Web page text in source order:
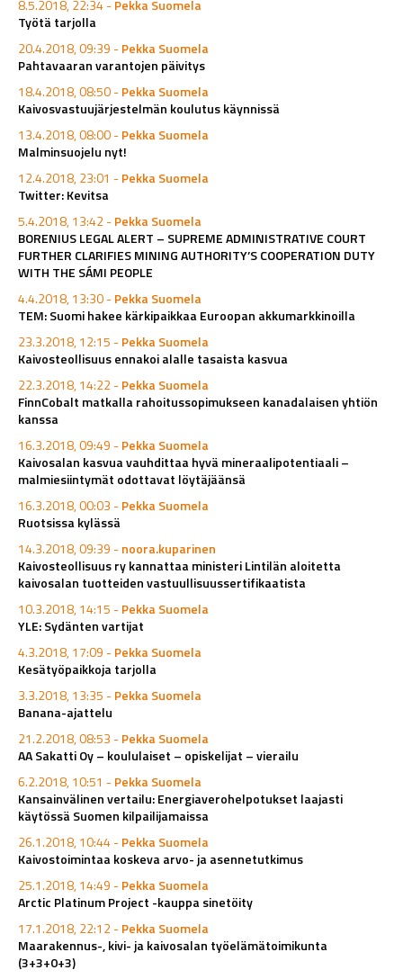
8.5.2018, 22:34 -Pekka Suomela
Työtä tarjolla
20.4.2018, 09:39 -Pekka Suomela
Pahtavaaran varantojen päivitys
18.4.2018, 08:50 -Pekka Suomela
Kaivosvastuujärjestelmän koulutus käynnissä
13.4.2018, 08:00 -Pekka Suomela
Malminsuojelu nyt!
12.4.2018, 23:01 -Pekka Suomela
Twitter: Kevitsa
5.4.2018, 13:42 -Pekka Suomela
BORENIUS LEGAL ALERT – SUPREME ADMINISTRATIVE COURT
FURTHER CLARIFIES MINING AUTHORITY’S COOPERATION DUTY
WITH THE SÁMI PEOPLE
4.4.2018, 13:30 -Pekka Suomela
TEM: Suomi hakee kärkipaikkaa Euroopan akkumarkkinoilla
23.3.2018, 12:15 -Pekka Suomela
Kaivosteollisuus ennakoi alalle tasaista kasvua
22.3.2018, 14:22 -Pekka Suomela
FinnCobalt matkalla rahoitussopimukseen kanadalaisen yhtiön
kanssa
16.3.2018, 09:49 -Pekka Suomela
Kaivosalan kasvua vauhdittaa hyvä mineraalipotentiaali –
malmiesiintymät odottavat löytäjäänsä
16.3.2018, 00:03 -Pekka Suomela
Ruotsissa kylässä
14.3.2018, 09:39 -noora.kuparinen
Kaivosteollisuus ry kannattaa ministeri Lintilän aloitetta
kaivosalan tuotteiden vastuullisuussertifikaatista
10.3.2018, 14:15 -Pekka Suomela
YLE: Sydänten vartijat
4.3.2018, 17:09 -Pekka Suomela
Kesätyöpaikkoja tarjolla
3.3.2018, 13:35 -Pekka Suomela
Banana-ajattelu
21.2.2018, 08:53 -Pekka Suomela
AA Sakatti Oy – koululaiset – opiskelijat – vierailu
6.2.2018, 10:51 -Pekka Suomela
Kansainvälinen vertailu: Energiaverohelpotukset laajasti
käytössä Suomen kilpailijamaissa
26.1.2018, 10:44 -Pekka Suomela
Kaivostoimintaa koskeva arvo- ja asennetutkimus
25.1.2018, 14:49 -Pekka Suomela
Arctic Platinum Project -kauppa sinetöity
17.1.2018, 22:12 -Pekka Suomela
Maarakennus-, kivi- ja kaivosalan työelämätoimikunta
(3+3+0+3)